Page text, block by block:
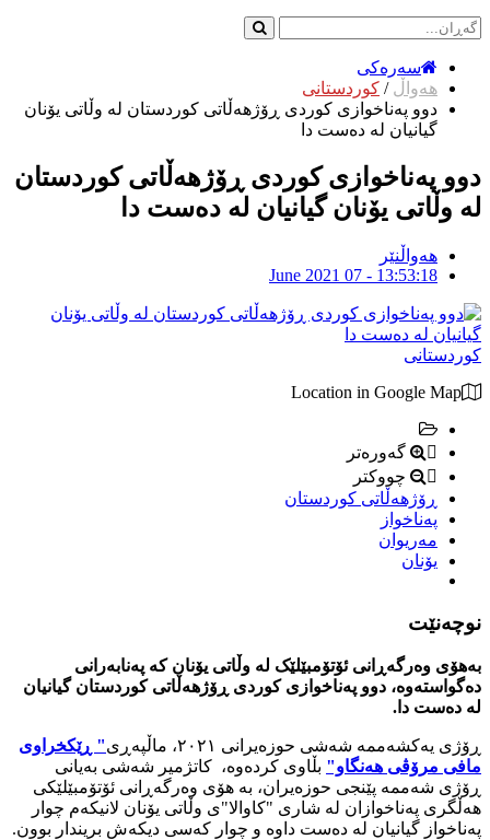
سەرەکی
هەواڵ / کوردستانی
دوو پەناخوازی کوردی ڕۆژهەڵاتى كوردستان لە وڵاتی یۆنان
گیانیان لە دەست دا
دوو پەناخوازی کوردی ڕۆژهەڵاتى كوردستان
لە وڵاتی یۆنان گیانیان لە دەست دا
هەواڵنێر
June 2021 07 - 13:53:18
کوردستانی
Location in Google Map
گەورەتر
چووکتر
ڕۆژهەڵاتی کوردستان
پەناخواز
مەریوان
یۆنان
نوچه‌نێت
بەهۆی وەرگەڕانی ئۆتۆمبێلێک لە وڵاتی یۆنان کە پەنابەرانی
دەگواستەوە، دوو پەناخوازی کوردی ڕۆژهەڵاتی کوردستان گیانیان
لە دەست دا.
ڕۆژی یەکشەممە شەشی حوزەیرانی ٢٠٢١، ماڵپەڕی
" ڕێکخراوی
مافی مرۆڤی هەنگاو" بڵاوی کردەوە، کاتژمیر شه‌شی بەیانی
ڕۆژی شەممە پێنجی حوزەیران، بە هۆی وەرگەڕانی ئۆتۆمبێلێکی
هەڵگری پەناخوازان لە شاری "کاوالا"ی وڵاتی یۆنان لانیکەم چوار
پەناخواز گیانیان لە دەست داوە و چوار کەسی دیکەش بریندار بوون.